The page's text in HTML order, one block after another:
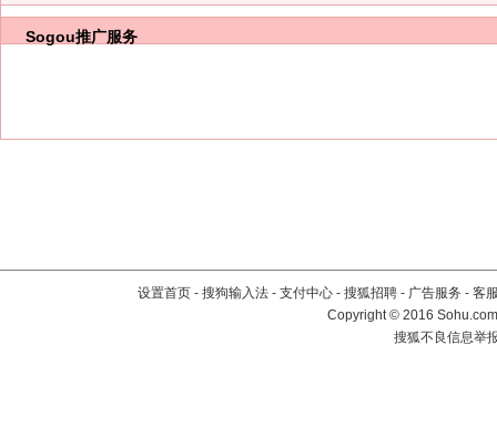
Sogou推广服务
设置首页 - 搜狗输入法 - 支付中心 - 搜狐招聘 - 广告服务 - 客
Copyright©2016
搜狐不良信息举